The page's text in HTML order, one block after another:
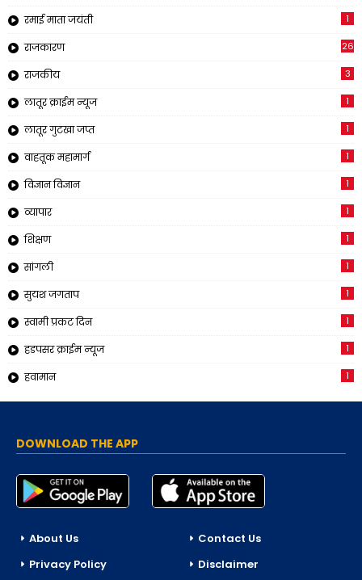
रमाई माता जयंती 1
राजकारण 26
राजकीय 3
लातूर क्राईम न्यूज 1
लातूर गुटखा जप्त 1
वाहतूक महामार्ग 1
विज्ञान विज्ञान 1
व्यापार 1
शिक्षण 1
सांगली 1
सुयश जगताप 1
स्वामी प्रकट दिन 1
हडपसर क्राईम न्यूज 1
हवामान 1
DOWNLOAD THE APP
About Us
Contact Us
Privacy Policy
Disclaimer